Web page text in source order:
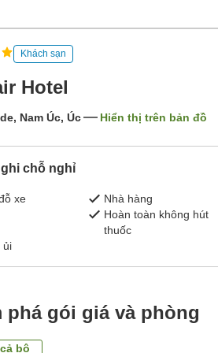
Khách sạn
Hotel
Nam Úc, Úc Hiển thị trên bản đồ
chỗ nghỉ
xe
Nhà hàng
Hoàn toàn không hút
thuốc
ủi
phá gói giá và phòng
bộ